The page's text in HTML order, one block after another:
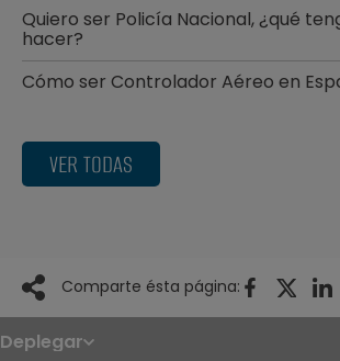
Quiero ser Policía Nacional, ¿qué
hacer?
Cómo ser Controlador Aéreo en
VER TODAS
Comparte ésta página:
Deplegar